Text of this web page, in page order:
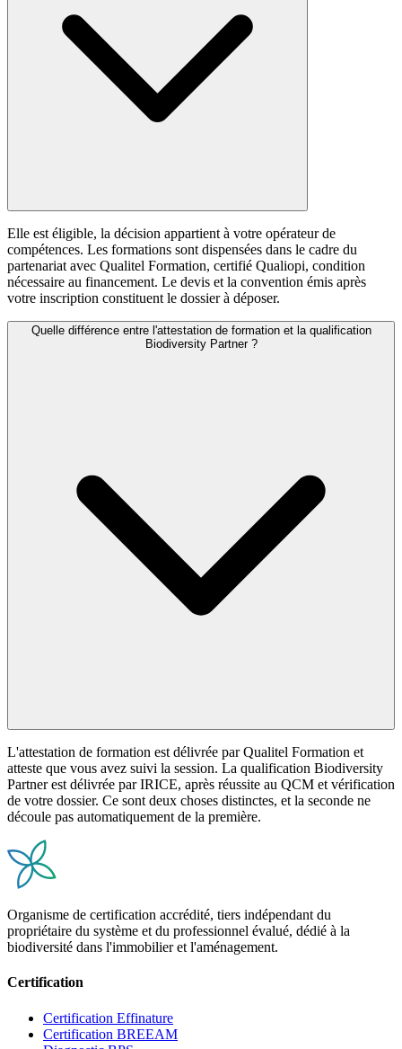
Elle est éligible, la décision appartient à votre opérateur de
compétences. Les formations sont dispensées dans le cadre du
partenariat avec Qualitel Formation, certifié Qualiopi, condition
nécessaire au financement. Le devis et la convention émis après
votre inscription constituent le dossier à déposer.
Quelle différence entre l'attestation de formation et la qualification
Biodiversity Partner ?
L'attestation de formation est délivrée par Qualitel Formation et
atteste que vous avez suivi la session. La qualification Biodiversity
Partner est délivrée par IRICE, après réussite au QCM et vérification
de votre dossier. Ce sont deux choses distinctes, et la seconde ne
découle pas automatiquement de la première.
Organisme de certification accrédité, tiers indépendant du
propriétaire du système et du professionnel évalué, dédié à la
biodiversité dans l'immobilier et l'aménagement.
Certification
Certification Effinature
Certification BREEAM